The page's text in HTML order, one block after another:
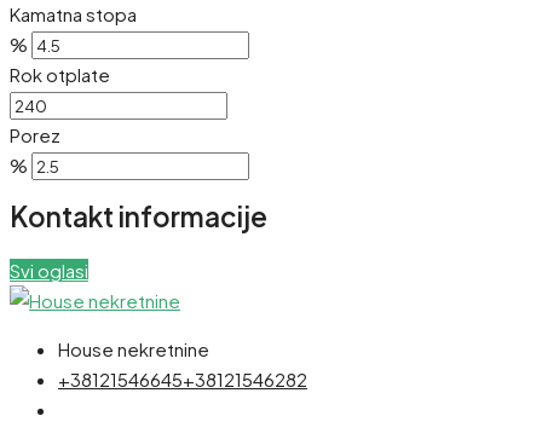
Kamatna stopa
%
Rok otplate
Porez
%
Kontakt informacije
Svi oglasi
House nekretnine
+38121546645+38121546282